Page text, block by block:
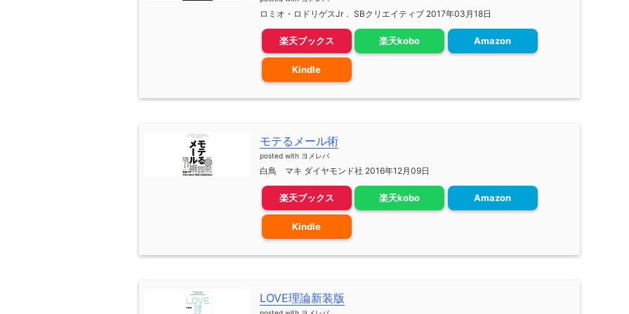
ロミオ・ロドリゲスJr． SBクリエイティブ 2017年03月18日
楽天ブックス 楽天kobo Amazon
Kindle
モテるメール術
posted with ヨメレバ
白鳥 マキ ダイヤモンド社 2016年12月09日
楽天ブックス 楽天kobo Amazon
Kindle
LOVE理論新装版